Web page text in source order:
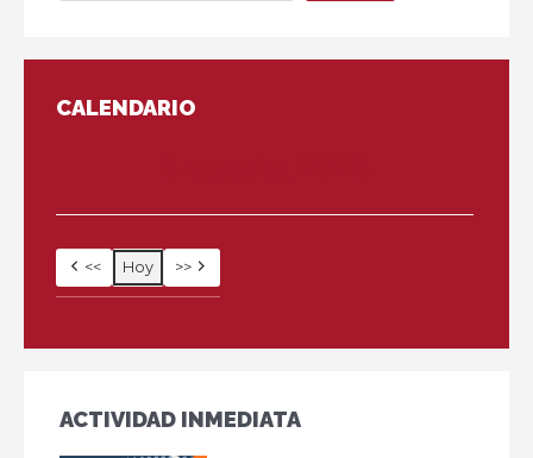
CALENDARIO
<< Hoy >>
ACTIVIDAD INMEDIATA